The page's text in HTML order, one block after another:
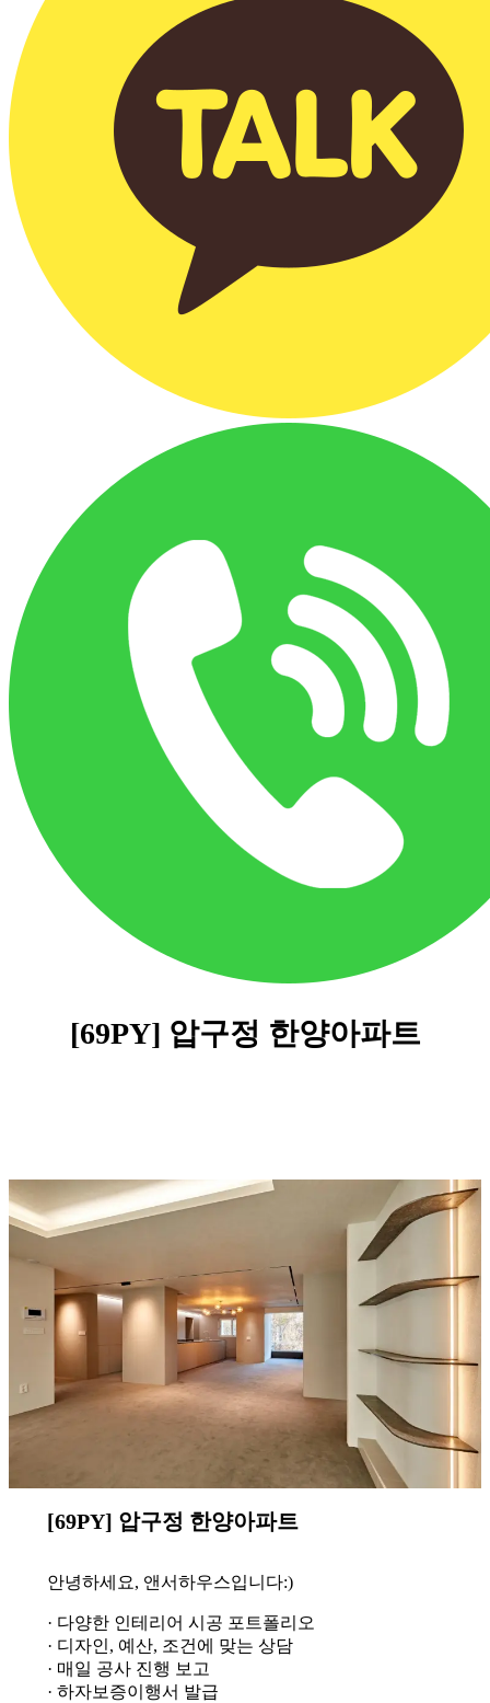
[69PY] 압구정 한양아파트
[69PY] 압구정 한양아파트
안녕하세요, 앤서하우스입니다:)
· 다양한 인테리어 시공 포트폴리오
· 디자인, 예산, 조건에 맞는 상담
· 매일 공사 진행 보고
· 하자보증이행서 발급